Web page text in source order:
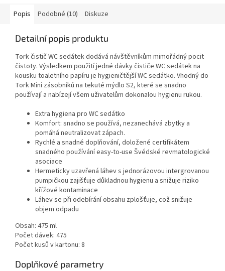
Popis Podobné (10) Diskuze
Detailní popis produktu
Tork čistič WC sedátek dodává návštěvníkům mimořádný pocit
čistoty. Výsledkem použití jedné dávky čističe WC sedátek na
kousku toaletního papíru je hygieničtější WC sedátko. Vhodný do
Tork Mini zásobníků na tekuté mýdlo S2, které se snadno
používají a nabízejí všem uživatelům dokonalou hygienu rukou.
Extra hygiena pro WC sedátko
Komfort: snadno se používá, nezanechává zbytky a
pomáhá neutralizovat zápach.
Rychlé a snadné doplňování, doložené certifikátem
snadného používání easy-to-use Švédské revmatologické
asociace
Hermeticky uzavřená láhev s jednorázovou intergrovanou
pumpičkou zajišťuje důkladnou hygienu a snižuje riziko
křížové kontaminace
Láhev se při odebírání obsahu zplošťuje, což snižuje
objem odpadu
Obsah: 475 ml
Počet dávek: 475
Počet kusů v kartonu: 8
Doplňkové parametry